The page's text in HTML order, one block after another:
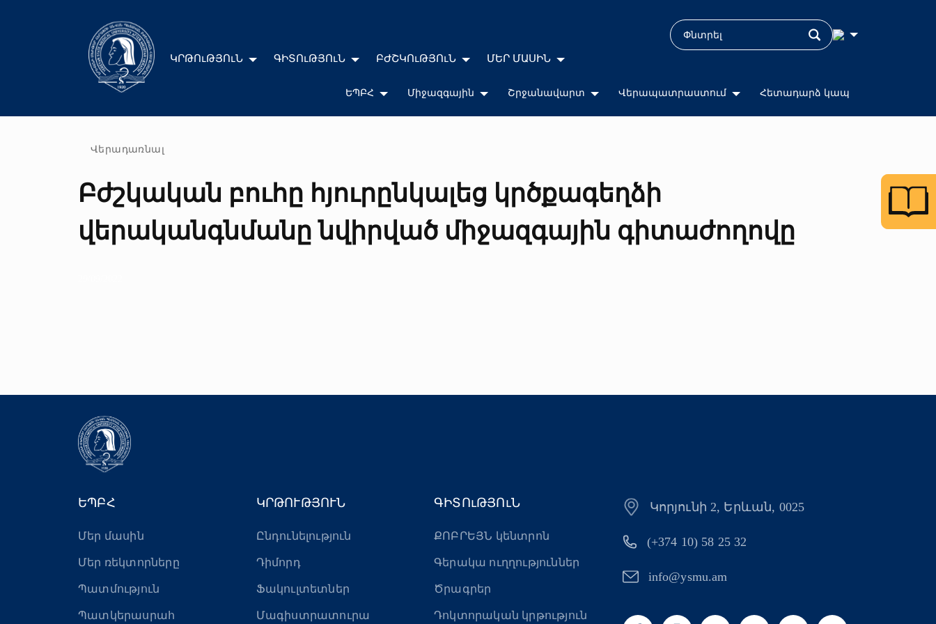
ԿՐԹՈւԹՅՈւՆ ԳԻՏՈւԹՅՈւՆ ԲԺՇԿՈւԹՅՈւՆ ՄԵՐ ՄԱՍԻՆ
ԵՊԲՀ Միջազգային Շրջանավարտ Վերապատրաստում Հետադարձ կապ
Վերադառնալ
Բժշկական բուհը հյուրընկալեց կրծքագեղձի
վերականգնմանը նվիրված միջազգային գիտաժողովը
ԵՊԲՀ
Մեր մասին
Մեր ռեկտորները
Պատմություն
Պատկերասրահ
ԿՐԹՈՒԹՅՈՒՆ
Ընդունելություն
Դիմորդ
Ֆակուլտետներ
Մագիստրատուրա
ԳԻՏՈւԹՅՈւՆ
ՔՈԲՐԵՅՆ կենտրոն
Գերակա ուղղություններ
Ծրագրեր
Դոկտորական կրթություն
Կորյունի 2, Երևան, 0025
(+374 10) 58 25 32
info@ysmu.am